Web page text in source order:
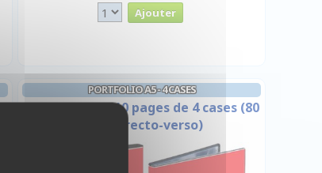
PORTFOLIO A5 - 4 CASES
Pokéball- A5 - 10 pages de 4 cases (80
cartes recto-verso)